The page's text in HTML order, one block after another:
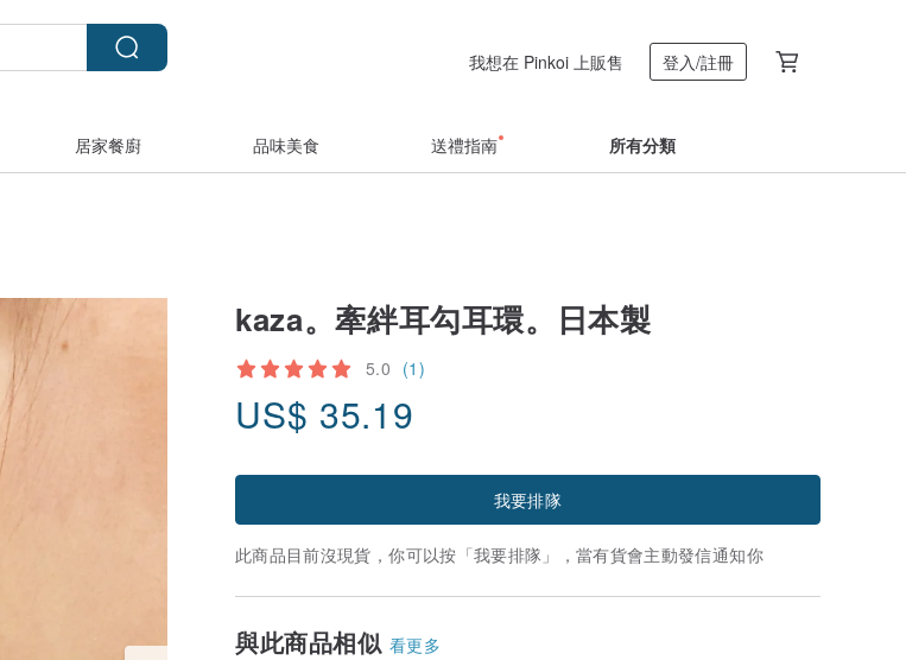
我想在 Pinkoi 上販售 登入/註冊
居家餐廚 品味美食 送禮指南 所有分類
kaza。牽絆耳勾耳環。日本製
5.0 (1)
US$ 35.19
我要排隊
此商品目前沒現貨，你可以按「我要排隊」，當有貨會主動發信通知你
與此商品相似 看更多